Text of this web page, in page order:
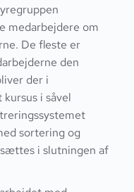
medarbejdere om
De fleste er
den
der i
i såvel
sortering og
i slutningen af